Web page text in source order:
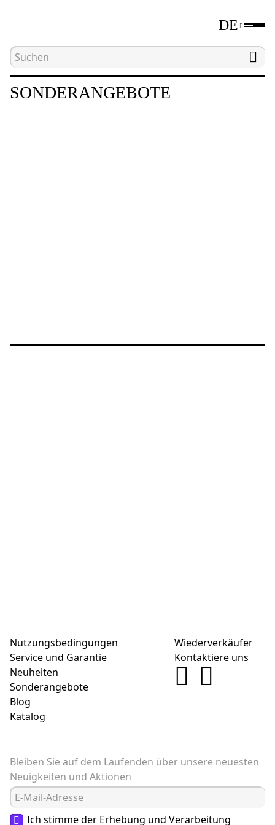
DE
Hauptseite
SONDERANGEBOTE
Nutzungsbedingungen
Service und Garantie
Neuheiten
Sonderangebote
Blog
Katalog
Wiederverkäufer
Kontaktiere uns
Bleiben Sie auf dem Laufenden über unsere neuesten
Neuigkeiten und Aktionen
Ich stimme der Erhebung und Verarbeitung